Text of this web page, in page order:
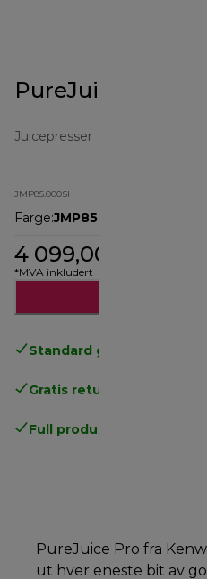
PureJuice XL
Juicepresser
JMP85.000SI
Farge:JMP85.000SI
4 099,00 kr
*MVA inkludert
Standard gratis levering
Gratis retur
Full produsentgaranti
PureJuice Pro fra
ut hver eneste bit av